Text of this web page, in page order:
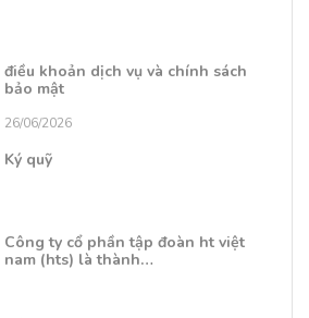
điều khoản dịch vụ và chính sách
bảo mật
26/06/2026
Ký quỹ
Công ty cổ phần tập đoàn ht việt
nam (hts) là thành…